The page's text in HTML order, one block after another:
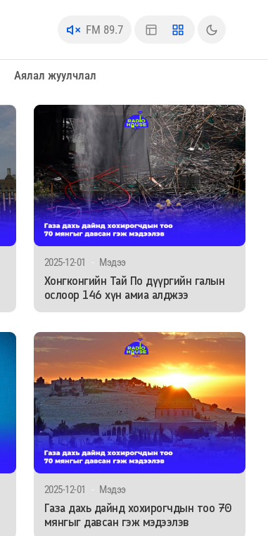
FM 89.7
Аялал жуулчлал
2025-12-01 - Мэдээ
Хонгконгийн Тай По дүүргийн галын
ослоор 146 хүн амиа алджээ
2025-12-01 - Мэдээ
Газа дахь дайнд хохирогчдын тоо 70
мянгыг давсан гэж мэдээлэв